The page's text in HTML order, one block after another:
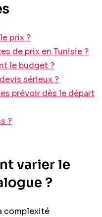
prix ?
de prix en Tunisie ?
le budget ?
sérieux ?
prévoir dès le départ
?
varier le
?
complexité